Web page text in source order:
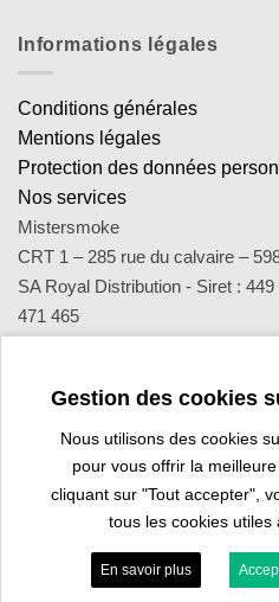
Informations légales
Conditions générales
Mentions légales
Protection des données
Nos services
Mistersmoke
CRT 1 – 285 rue du calvaire –
SA Royal Distribution - Siret :
471 465
sav@mistersmoke.com ou par
lundi au vendredi de 9h à 17h.
Credit
Card
MasterCard
Apple
Pay
Copyright 2026 ©
Gestion des cookies
Nous utilisons des cookies
pour vous offrir la
cliquant sur "Tout accepter",
tous les cookies utiles
En savoir plus